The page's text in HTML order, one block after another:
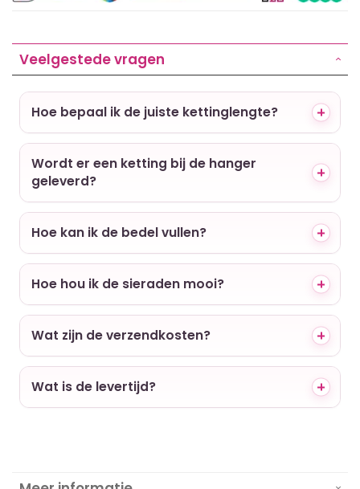
Veelgestede vragen
Hoe bepaal ik de juiste kettinglengte?
Wordt er een ketting bij de hanger
geleverd?
Hoe kan ik de bedel vullen?
Hoe hou ik de sieraden mooi?
Wat zijn de verzendkosten?
Wat is de levertijd?